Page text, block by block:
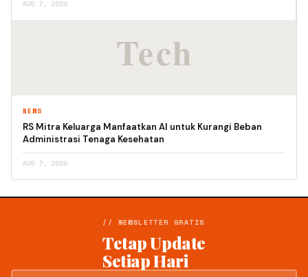
AUG 7, 2026
NEWS
RS Mitra Keluarga Manfaatkan AI untuk Kurangi Beban
Administrasi Tenaga Kesehatan
AUG 7, 2026
// NEWSLETTER GRATIS
Tetap Update
Setiap Hari